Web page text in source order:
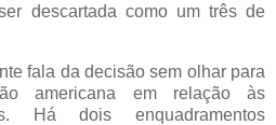
descartada como um três de
fala da decisão sem olhar para
americana em relação às
Há dois enquadramentos